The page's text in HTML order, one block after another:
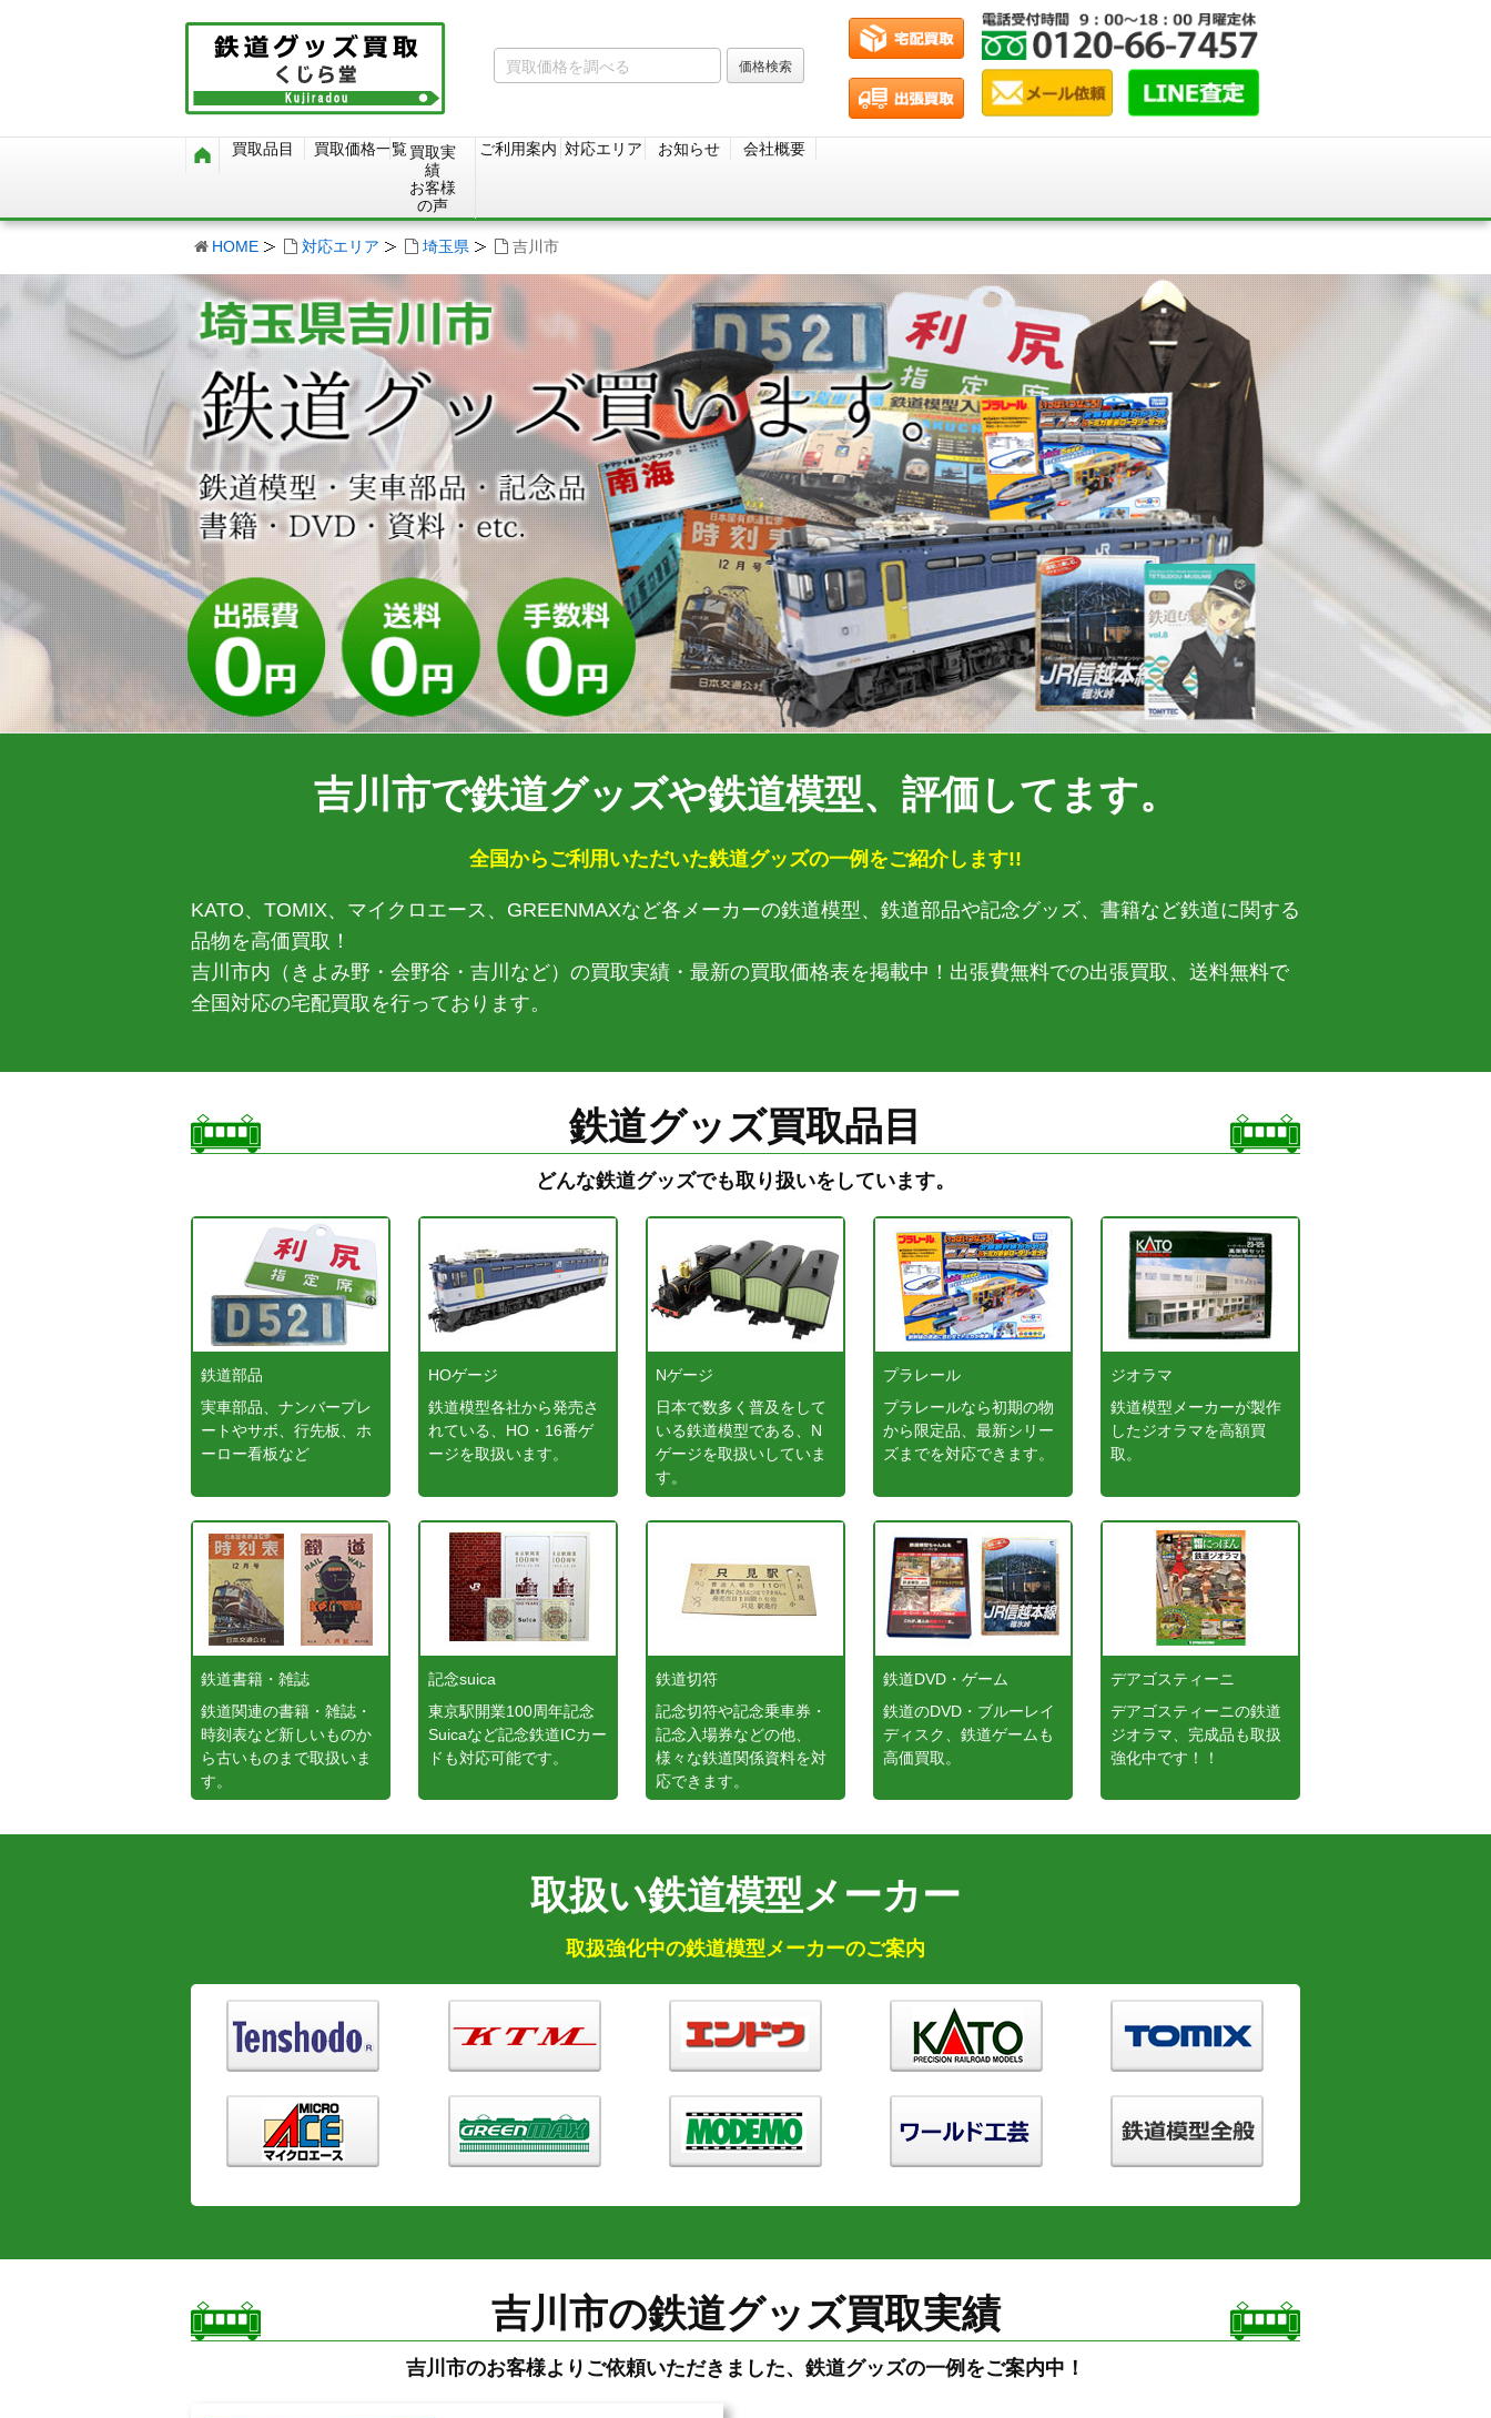
買取品目 買取価格一覧買取実
績
お客様
の声
ご利用案内 対応エリア お知らせ 会社概要
HOME 対応エリア 埼玉県 吉川市
吉川市で鉄道グッズや鉄道模型、評価してます。
全国からご利用いただいた鉄道グッズの一例をご紹介します!!
KATO、TOMIX、マイクロエース、GREENMAXなど各メーカーの鉄道模型、鉄道部品や記念グッズ、書籍など鉄道に関する
品物を高価買取！
吉川市内（きよみ野・会野谷・吉川など）の買取実績・最新の買取価格表を掲載中！出張費無料での出張買取、送料無料で
全国対応の宅配買取を行っております。
鉄道グッズ買取品目
どんな鉄道グッズでも取り扱いをしています。
鉄道部品
実車部品、ナンバープレ
ートやサボ、行先板、ホ
ーロー看板など
HOゲージ
鉄道模型各社から発売さ
れている、HO・16番ゲ
ージを取扱います。
Nゲージ
日本で数多く普及をして
いる鉄道模型である、N
ゲージを取扱いしていま
す。
プラレール
プラレールなら初期の物
から限定品、最新シリー
ズまでを対応できます。
ジオラマ
鉄道模型メーカーが製作
したジオラマを高額買
取。
鉄道書籍・雑誌
鉄道関連の書籍・雑誌・
時刻表など新しいものか
ら古いものまで取扱いま
す。
記念suica
東京駅開業100周年記念
Suicaなど記念鉄道ICカー
ドも対応可能です。
鉄道切符
記念切符や記念乗車券・
記念入場券などの他、
様々な鉄道関係資料を対
応できます。
鉄道DVD・ゲーム
鉄道のDVD・ブルーレイ
ディスク、鉄道ゲームも
高価買取。
デアゴスティーニ
デアゴスティーニの鉄道
ジオラマ、完成品も取扱
強化中です！！
取扱い鉄道模型メーカー
取扱強化中の鉄道模型メーカーのご案内
吉川市の鉄道グッズ買取実績
吉川市のお客様よりご依頼いただきました、鉄道グッズの一例をご案内中！